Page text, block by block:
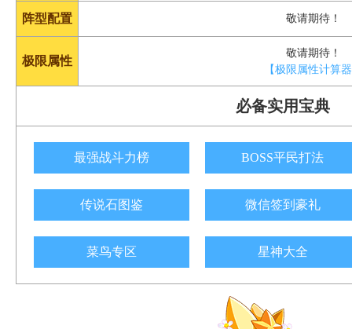
阵型配置 敬请期待！
极限属性
敬请期待！
【极限属性计算
必备实用宝典
最强战斗力榜 BOSS平民打法
传说石图鉴 微信签到豪礼
菜鸟专区 星神大全